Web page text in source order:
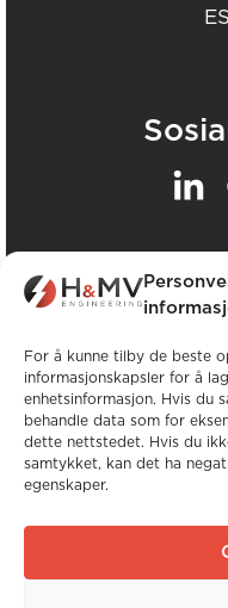
For å kunne tilby de beste
informasjonskapsler for å
enhetsinformasjon. Hvis du
behandle data som for
dette nettstedet. Hvis du
samtykket, kan det ha
egenskaper.
Våre
Opphavsrett ©